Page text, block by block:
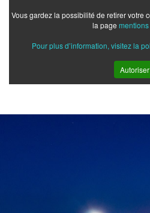
Vous gardez la possibilité de retirer votre
la page
Pour plus d’information, visitez la
Autoriser